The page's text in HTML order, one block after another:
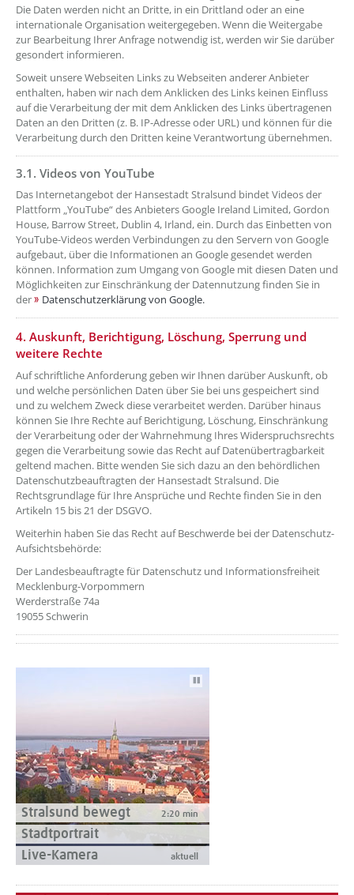
Die Daten werden nicht an Dritte, in ein Drittland oder an eine
internationale Organisation weitergegeben. Wenn die Weitergabe
zur Bearbeitung Ihrer Anfrage notwendig ist, werden wir Sie darüber
gesondert informieren.
Soweit unsere Webseiten Links zu Webseiten anderer Anbieter
enthalten, haben wir nach dem Anklicken des Links keinen Einfluss
auf die Verarbeitung der mit dem Anklicken des Links übertragenen
Daten an den Dritten (z. B. IP-Adresse oder URL) und können für die
Verarbeitung durch den Dritten keine Verantwortung übernehmen.
??? absaetzeOben[7]/titel ???
3.1. Videos von YouTube
Das Internetangebot der Hansestadt Stralsund bindet Videos der
Plattform „YouTube“ des Anbieters Google Ireland Limited, Gordon
House, Barrow Street, Dublin 4, Irland, ein. Durch das Einbetten von
YouTube-Videos werden Verbindungen zu den Servern von Google
aufgebaut, über die Informationen an Google gesendet werden
können. Information zum Umgang von Google mit diesen Daten und
Möglichkeiten zur Einschränkung der Datennutzung finden Sie in
der
Datenschutzerklärung von Google.
??? absaetzeOben[8]/titel ???
4. Auskunft, Berichtigung, Löschung, Sperrung und
weitere Rechte
Auf schriftliche Anforderung geben wir Ihnen darüber Auskunft, ob
und welche persönlichen Daten über Sie bei uns gespeichert sind
und zu welchem Zweck diese verarbeitet werden. Darüber hinaus
können Sie Ihre Rechte auf Berichtigung, Löschung, Einschränkung
der Verarbeitung oder der Wahrnehmung Ihres Widerspruchsrechts
gegen die Verarbeitung sowie das Recht auf Datenübertragbarkeit
geltend machen. Bitte wenden Sie sich dazu an den behördlichen
Datenschutzbeauftragten der Hansestadt Stralsund. Die
Rechtsgrundlage für Ihre Ansprüche und Rechte finden Sie in den
Artikeln 15 bis 21 der DSGVO.
Weiterhin haben Sie das Recht auf Beschwerde bei der Datenschutz-
Aufsichtsbehörde:
Der Landesbeauftragte für Datenschutz und Informationsfreiheit
Mecklenburg-Vorpommern
Werderstraße 74a
19055 Schwerin
Stralsund bewegt 2:20 min
Stadtportrait
Live-Kamera
aktuell
Autoplay